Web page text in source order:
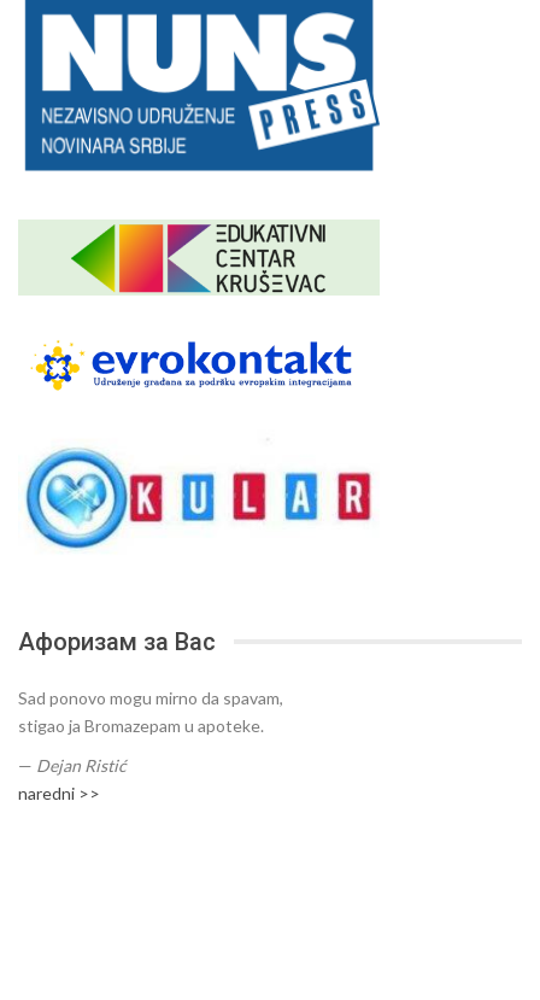
Афоризам за Вас
Sad ponovo mogu mirno da spavam,
stigao ja Bromazepam u apoteke.
— Dejan Ristić
naredni >>